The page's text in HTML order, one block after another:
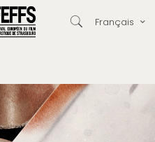
Français